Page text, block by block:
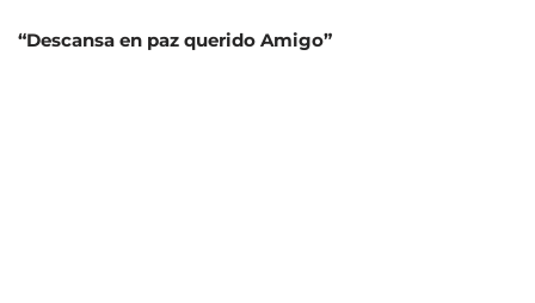
“Descansa en paz querido Amigo”